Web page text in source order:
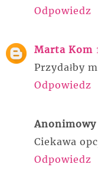
Odpowiedz
Marta Kom
Przydałby
Odpowiedz
Anonimowy
Ciekawa
Odpowiedz